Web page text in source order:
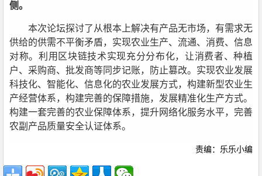
侧。
本次论坛探讨了从根本上解决有产品无市场，有需求无
供给的供需不平衡矛盾，实现农业生产、流通、消费、信息
对称。利用区块链技术实现充分分布化，让消费者、种植
户、采购商、批发商等同步记账，防止篡改。实现农业发展
科技化、智能化、信息化的农业发展方式，构建新型农业生
产经营体系，构建完善的保障措施，发展精准化生产方式。
构建一套完善的农业保障体系，提升网络化服务水平，完善
农副产品质量安全认证体系。
责编：乐乐小编